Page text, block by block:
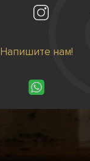
Напишите нам!